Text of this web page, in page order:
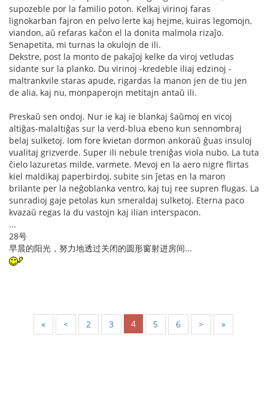
supozeble por la familio poton. Kelkaj virinoj faras
lignokarban fajron en pelvo lerte kaj hejme, kuiras legomojn,
viandon, aŭ refaras kaĉon el la donita malmola rizaĵo.
Senapetita, mi turnas la okulojn de ili.
Dekstre, post la monto de pakaĵoj kelke da viroj vetludas
sidante sur la planko. Du virinoj -kredeble iliaj edzinoj -
maltrankvile staras apude, rigardas la manon jen de tiu jen
de alia, kaj nu, monpaperojn metitajn antaŭ ili.
Preskaŭ sen ondoj. Nur ie kaj ie blankaj ŝaŭmoj en vicoj
altiĝas-malaltiĝas sur la verd-blua ebeno kun sennombraj
belaj sulketoj. Iom fore kvietan dormon ankoraŭ ĝuas insuloj
vualitaj grizverde. Super ili nebule treniĝas viola nubo. La tuta
ĉielo lazuretas milde, varmete. Mevoj en la aero nigre flirtas
kiel maldikaj paperbirdoj, subite sin ĵetas en la maron
brilante per la neĝoblanka ventro, kaj tuj ree supren flugas. La
sunradioj gaje petolas kun smeraldaj sulketoj. Eterna paco
kvazaŭ regas la du vastojn kaj ilian interspacon.
...
28号
早晨的阳光，努力地透过关闭的圆形窗射进房间...
« < 2 3 4 5 6 > »